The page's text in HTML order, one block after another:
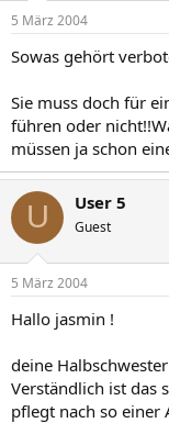
5 März 2004
Sowas gehört
Sie muss doch für
führen oder
müssen ja schon
U User 5
Guest
5 März 2004
Hallo jasmin !
deine
Verständlich ist das
pflegt nach so einer